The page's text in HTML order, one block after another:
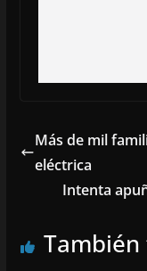
Más de mil
eléctrica
Intenta